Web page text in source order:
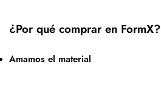
¿Por qué comprar en FormX?
Amamos el material